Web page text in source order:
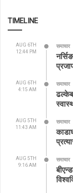
TIMELINE
AUG 6TH
12:44 PM
समाचार
AUG 6TH
4:15 AM
समाचार
AUG 5TH
11:43 AM
समाचार
AUG 5TH
9:16 AM
समाचार